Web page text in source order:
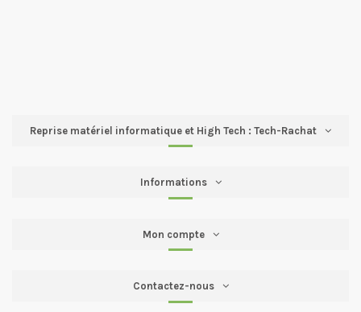
Reprise matériel informatique et High Tech : Tech-Rachat
Informations
Mon compte
Contactez-nous